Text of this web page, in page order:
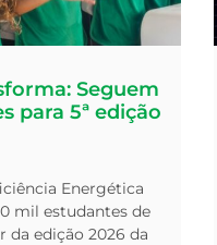
Seguem
para 5ª edição
Energética
mil estudantes de
da edição 2026 da